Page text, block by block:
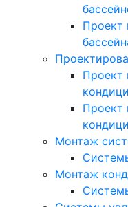
Проект
Проект
Проект
Монтаж
Монтаж